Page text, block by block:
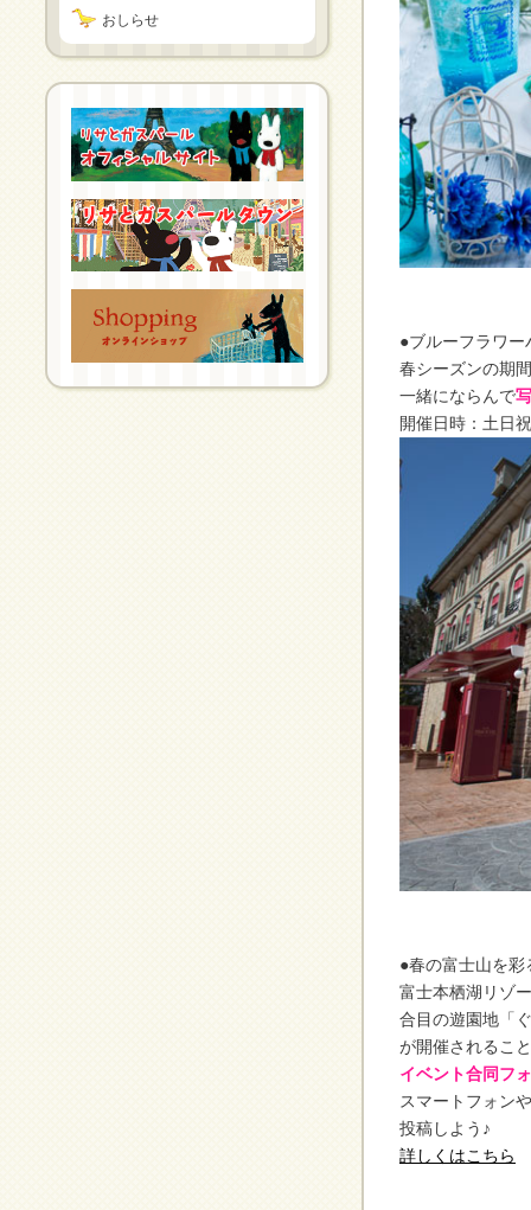
おしらせ
●ブルーフラワ
春シーズンの期
一緒にならんで
開催日時：土日
●春の富士山を
富士本栖湖リゾ
合目の遊園地「
が開催されるこ
イベント合同フ
スマートフォン
投稿しよう♪
詳しくはこちら